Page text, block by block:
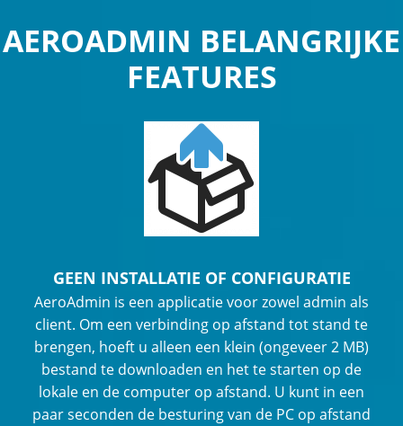
AEROADMIN BELANGRIJKE
FEATURES
GEEN INSTALLATIE OF CONFIGURATIE
AeroAdmin is een applicatie voor zowel admin als
client. Om een verbinding op afstand tot stand te
brengen, hoeft u alleen een klein (ongeveer 2 MB)
bestand te downloaden en het te starten op de
lokale en de computer op afstand. U kunt in een
paar seconden de besturing van de PC op afstand